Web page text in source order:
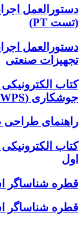
دستورالعمل
(تست PT)
دستورالعمل
تجهیزات صنعتی
کتاب
جوشکاری (WPS)
راهنمای طراحی
کتاب
اول
قطره شناساگر استیل ۱۵
قطره شناساگر استیل ۲۰۰